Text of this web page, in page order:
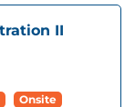
II
Onsite